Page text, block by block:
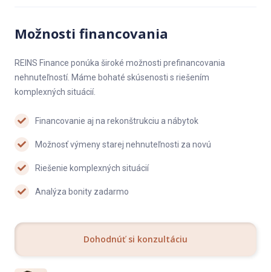
Možnosti financovania
REINS Finance ponúka široké možnosti prefinancovania
nehnuteľností. Máme bohaté skúsenosti s riešením
komplexných situácií.
Financovanie aj na rekonštrukciu a nábytok
Možnosť výmeny starej nehnuteľnosti za novú
Riešenie komplexných situácií
Analýza bonity zadarmo
Dohodnúť si konzultáciu